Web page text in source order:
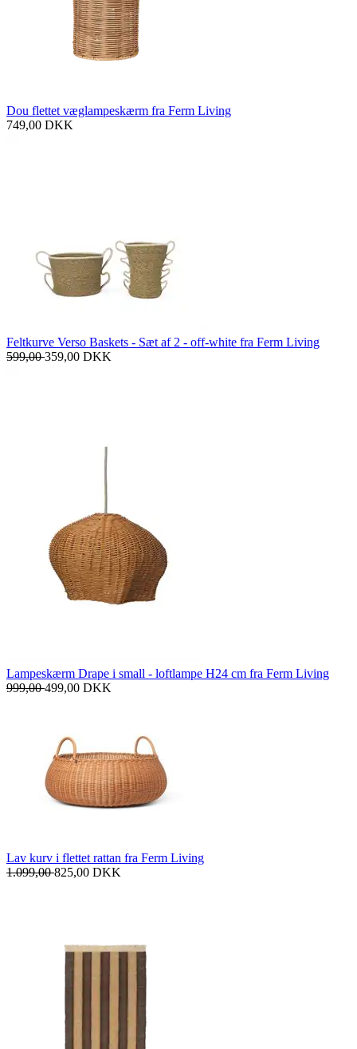
Dou flettet væglampeskærm fra Ferm Living
749,00 DKK
Feltkurve Verso Baskets - Sæt af 2 - off-white fra Ferm Living
599,00359,00 DKK
Lampeskærm Drape i small - loftlampe H24 cm fra Ferm Living
999,00499,00 DKK
Lav kurv i flettet rattan fra Ferm Living
1.099,00825,00 DKK